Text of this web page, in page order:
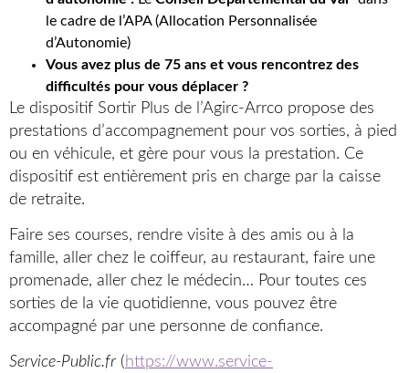
le cadre de l’APA (Allocation Personnalisée
d’Autonomie)
Vous avez plus de 75 ans et vous rencontrez des
difficultés pour vous déplacer ?
Le dispositif Sortir Plus de l’Agirc-Arrco propose des
prestations d’accompagnement pour vos sorties, à pied
ou en véhicule, et gère pour vous la prestation. Ce
dispositif est entièrement pris en charge par la caisse
de retraite.
Faire ses courses, rendre visite à des amis ou à la
famille, aller chez le coiffeur, au restaurant, faire une
promenade, aller chez le médecin… Pour toutes ces
sorties de la vie quotidienne, vous pouvez être
accompagné par une personne de confiance.
Service-Public.fr ( https://www.service-